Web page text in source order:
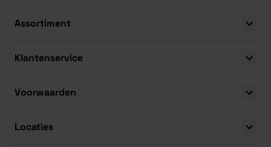
Assortiment
Klantenservice
Voorwaarden
Locaties